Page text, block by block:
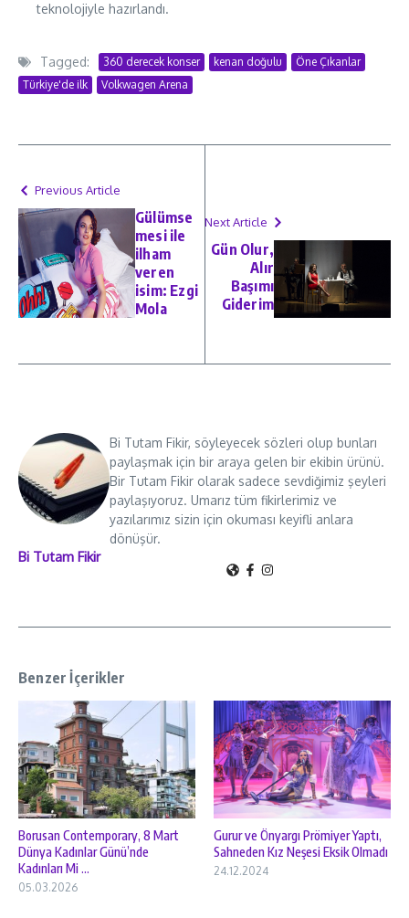
teknolojiyle hazırlandı.
Tagged: 360 derecek konser kenan doğulu
Öne Çıkanlar
Türkiye'de ilk
Volkwagen Arena
Previous Article
Gülümse
mesi ile
ilham
veren
isim: Ezgi
Mola
Next Article
Gün Olur,
Alır
Başımı
Giderim
Bi Tutam Fikir
Bi Tutam Fikir, söyleyecek sözleri olup bunları
paylaşmak için bir araya gelen bir ekibin ürünü.
Bir Tutam Fikir olarak sadece sevdiğimiz şeyleri
paylaşıyoruz. Umarız tüm fikirlerimiz ve
yazılarımız sizin için okuması keyifli anlara
dönüşür.
Benzer İçerikler
Borusan Contemporary, 8 Mart
Dünya Kadınlar Günü’nde
Kadınları Mi ...
05.03.2026
Gurur ve Önyargı Prömiyer Yaptı,
Sahneden Kız Neşesi Eksik Olmadı
24.12.2024